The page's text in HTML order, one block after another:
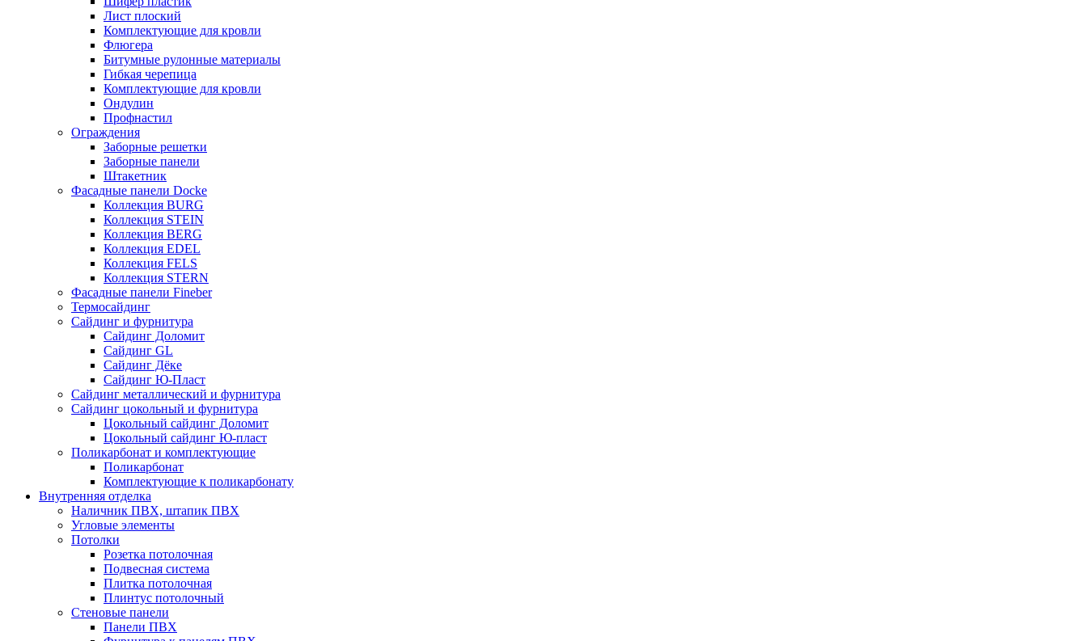
Лист плоский
Комплектующие для кровли
Флюгера
Битумные рулонные материалы
Гибкая черепица
Комплектующие для кровли
Ондулин
Профнастил
Ограждения
Заборные решетки
Заборные панели
Штакетник
Фасадные панели Docke
Коллекция BURG
Коллекция STEIN
Коллекция BERG
Коллекция EDEL
Коллекция FELS
Коллекция STERN
Фасадные панели Fineber
Термосайдинг
Сайдинг и фурнитура
Сайдинг Доломит
Сайдинг GL
Сайдинг Дёке
Сайдинг Ю-Пласт
Сайдинг металлический и фурнитура
Сайдинг цокольный и фурнитура
Цокольный сайдинг Доломит
Цокольный сайдинг Ю-пласт
Поликарбонат и комплектующие
Поликарбонат
Комплектующие к поликарбонату
Внутренняя отделка
Наличник ПВХ, штапик ПВХ
Угловые элементы
Потолки
Розетка потолочная
Подвесная система
Плитка потолочная
Плинтус потолочный
Стеновые панели
Панели ПВХ